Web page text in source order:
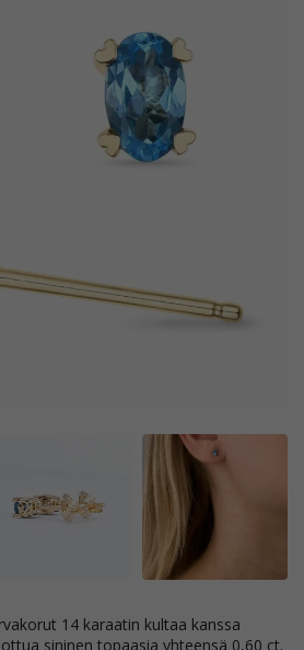
sininen topaasia yhteensä 0,60 ct.